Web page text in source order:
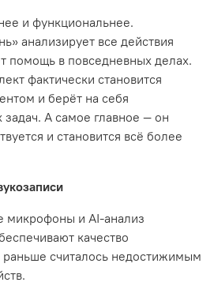
и функциональнее.
анализирует все действия
помощь в повседневных делах.
фактически становится
и берёт на себя
А самое главное — он
и становится всё более
микрофоны и AI-анализ
качество
раньше считалось недостижимым